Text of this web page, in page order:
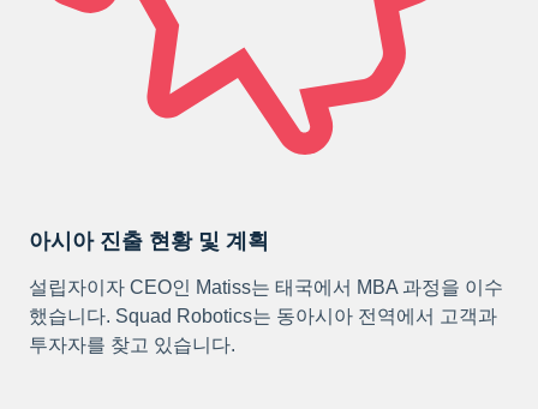
아시아 진출 현황 및 계획
설립자이자 CEO인 Matiss는 태국에서 MBA 과정을 이수
했습니다. Squad Robotics는 동아시아 전역에서 고객과
투자자를 찾고 있습니다.